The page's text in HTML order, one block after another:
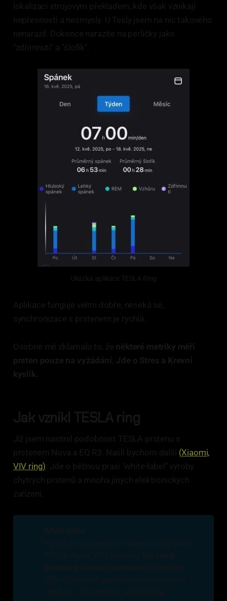
lokalizaci strojovým překladem, kde však vznikají
nepřesnosti a nesmysly. U Tesly jsem na nic takového
nenarazil. Dokonce narazíte na perličky jako
"zdřímnutí" a "šlofík".
Ukázka aplikace TESLA Ring
Aplikace funguje velmi dobře, neseká se,
synchronizace s prstenem je rychlá.
Osobně mě zklamalo to, že některé metriky měří
prsten pouze na vyžádání. Jde o Stres a Krevní
kyslík.
Jak vznikl TESLA ring
Již jsem nastínil podobnost TESLA prstenu s
prstenem Nova a EQ R3. Našli bychom další (Xiaomi,
VIV ring) . Jde o běžnou praxi "white-label" výroby
chytrých prstenů a mnoha jiných elektronických
zařízení.